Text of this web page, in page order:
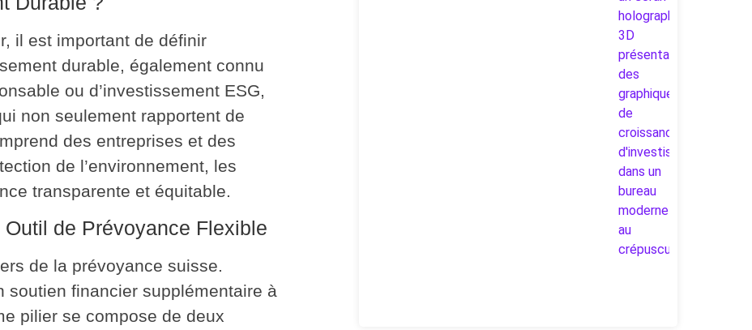
il est important de définir
durable, également connu
ou d’investissement ESG,
non seulement rapportent de
des entreprises et des
de l’environnement, les
transparente et équitable.
de Prévoyance Flexible
de la prévoyance suisse.
soutien financier supplémentaire à
pilier se compose de deux